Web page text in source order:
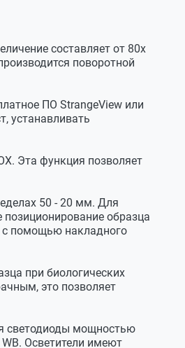
составляет от 80х
поворотной
ПО StrangeView или
устанавливать
Эта функция позволяет
50 - 20 мм. Для
образца
с помощью накладного
при биологических
это позволяет
светодиоды мощностью
Осветители имеют